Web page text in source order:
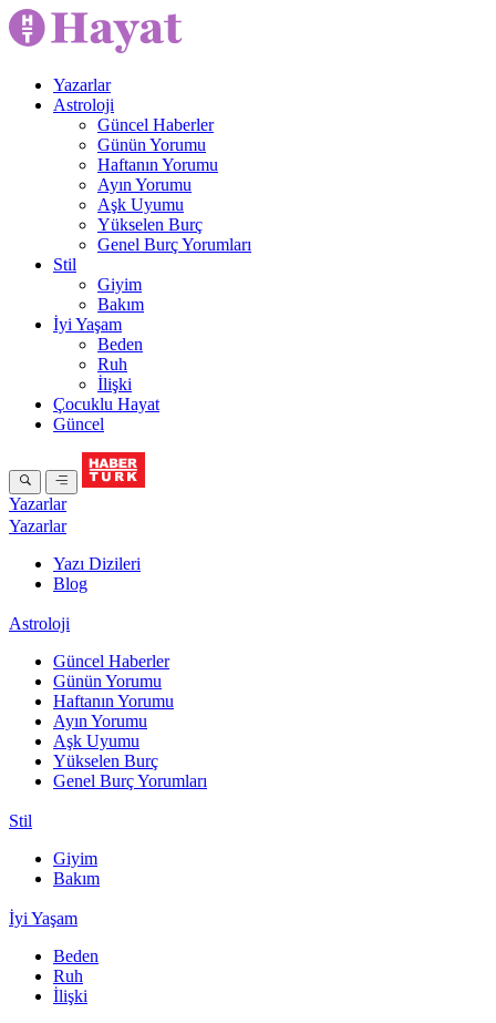
Yazarlar
Astroloji
Güncel Haberler
Günün Yorumu
Haftanın Yorumu
Ayın Yorumu
Aşk Uyumu
Yükselen Burç
Genel Burç Yorumları
Stil
Giyim
Bakım
İyi Yaşam
Beden
Ruh
İlişki
Çocuklu Hayat
Güncel
Yazarlar
Yazarlar
Yazı Dizileri
Blog
Astroloji
Güncel Haberler
Günün Yorumu
Haftanın Yorumu
Ayın Yorumu
Aşk Uyumu
Yükselen Burç
Genel Burç Yorumları
Stil
Giyim
Bakım
İyi Yaşam
Beden
Ruh
İlişki